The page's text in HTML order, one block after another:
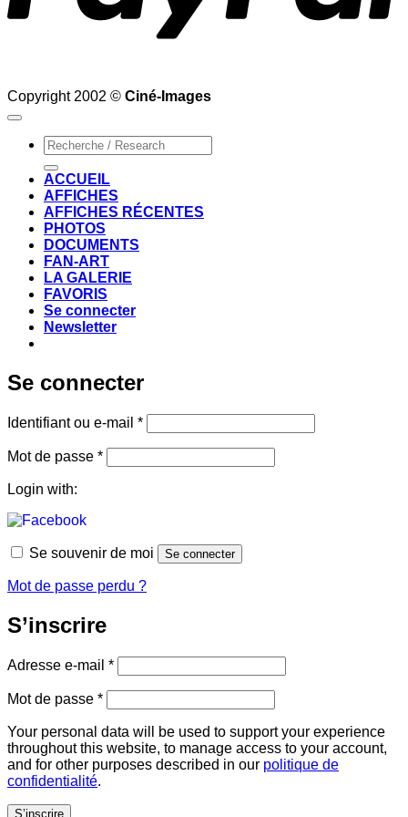
Copyright 2002 © Ciné-Images
Recherche
pour :
ACCUEIL
AFFICHES
AFFICHES RÉCENTES
PHOTOS
DOCUMENTS
FAN-ART
LA GALERIE
FAVORIS
Se connecter
Newsletter
Se connecter
Identifiant ou e-mail *Obligatoire
Mot de passe *Obligatoire
Login with:
Se souvenir de moi Se connecter
Mot de passe perdu ?
S’inscrire
Adresse e-mail *Obligatoire
Mot de passe *Obligatoire
Your personal data will be used to support your experience
throughout this website, to manage access to your account,
and for other purposes described in our politique de
confidentialité.
S’inscrire